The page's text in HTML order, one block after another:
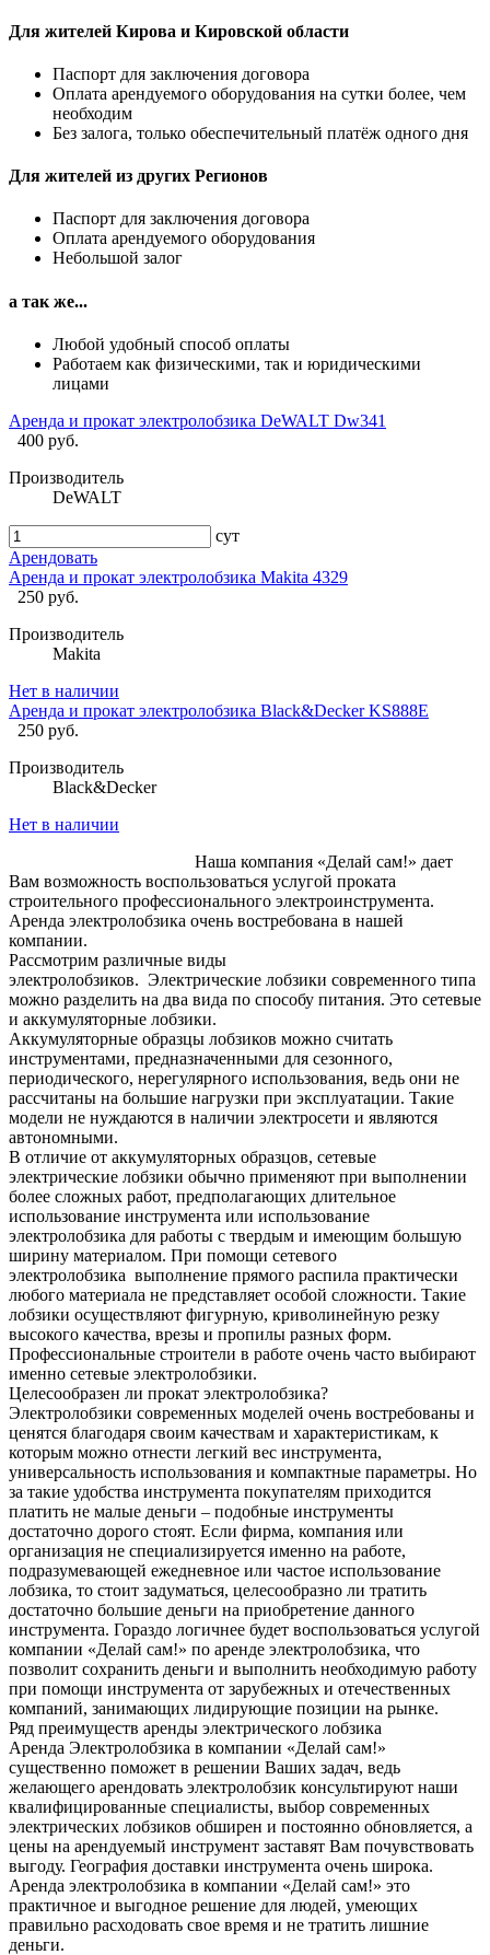
Для жителей Кирова и Кировской области
Паспорт для заключения договора
Оплата арендуемого оборудования на сутки более, чем
необходим
Без залога, только обеспечительный платёж одного дня
Для жителей из других Регионов
Паспорт для заключения договора
Оплата арендуемого оборудования
Небольшой залог
а так же...
Любой удобный способ оплаты
Работаем как физическими, так и юридическими
лицами
Аренда и прокат электролобзика DeWALT Dw341
400 руб.
Производитель
DeWALT
сут
Арендовать
Аренда и прокат электролобзика Makita 4329
250 руб.
Производитель
Makita
Нет в наличии
Аренда и прокат электролобзика Black&Decker KS888E
250 руб.
Производитель
Black&Decker
Нет в наличии
Наша компания «Делай сам!» дает
Вам возможность воспользоваться услугой проката
строительного профессионального электроинструмента.
Аренда электролобзика очень востребована в нашей
компании.
Рассмотрим различные виды
электролобзиков. Электрические лобзики современного типа
можно разделить на два вида по способу питания. Это сетевые
и аккумуляторные лобзики.
Аккумуляторные образцы лобзиков можно считать
инструментами, предназначенными для сезонного,
периодического, нерегулярного использования, ведь они не
рассчитаны на большие нагрузки при эксплуатации. Такие
модели не нуждаются в наличии электросети и являются
автономными.
В отличие от аккумуляторных образцов, сетевые
электрические лобзики обычно применяют при выполнении
более сложных работ, предполагающих длительное
использование инструмента или использование
электролобзика для работы с твердым и имеющим большую
ширину материалом. При помощи сетевого
электролобзика выполнение прямого распила практически
любого материала не представляет особой сложности. Такие
лобзики осуществляют фигурную, криволинейную резку
высокого качества, врезы и пропилы разных форм.
Профессиональные строители в работе очень часто выбирают
именно сетевые электролобзики.
Целесообразен ли прокат электролобзика?
Электролобзики современных моделей очень востребованы и
ценятся благодаря своим качествам и характеристикам, к
которым можно отнести легкий вес инструмента,
универсальность использования и компактные параметры. Но
за такие удобства инструмента покупателям приходится
платить не малые деньги – подобные инструменты
достаточно дорого стоят. Если фирма, компания или
организация не специализируется именно на работе,
подразумевающей ежедневное или частое использование
лобзика, то стоит задуматься, целесообразно ли тратить
достаточно большие деньги на приобретение данного
инструмента. Гораздо логичнее будет воспользоваться услугой
компании «Делай сам!» по аренде электролобзика, что
позволит сохранить деньги и выполнить необходимую работу
при помощи инструмента от зарубежных и отечественных
компаний, занимающих лидирующие позиции на рынке.
Ряд преимуществ аренды электрического лобзика
Аренда Электролобзика в компании «Делай сам!»
существенно поможет в решении Ваших задач, ведь
желающего арендовать электролобзик консультируют наши
квалифицированные специалисты, выбор современных
электрических лобзиков обширен и постоянно обновляется, а
цены на арендуемый инструмент заставят Вам почувствовать
выгоду. География доставки инструмента очень широка.
Аренда электролобзика в компании «Делай сам!» это
практичное и выгодное решение для людей, умеющих
правильно расходовать свое время и не тратить лишние
деньги.